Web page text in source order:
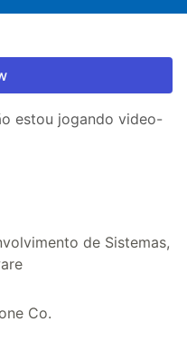
estou jogando video-
de Sistemas,
Co.